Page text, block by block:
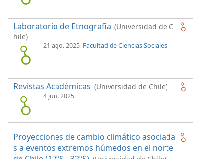
Laboratorio de Etnografia (Universidad de C
hile)
21 ago. 2025 Facultad de Ciencias Sociales
Revistas Académicas (Universidad de Chile)
4 jun. 2025
Proyecciones de cambio climático asociada
s a eventos extremos húmedos en el norte